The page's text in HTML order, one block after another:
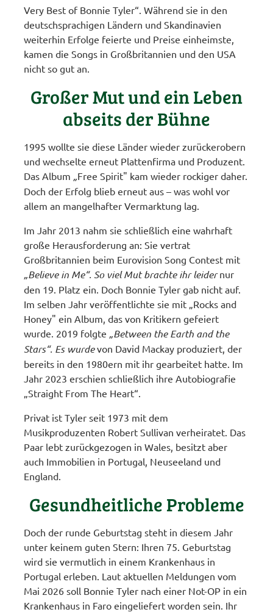
Very Best of Bonnie Tyler“. Während sie in den
deutschsprachigen Ländern und Skandinavien
weiterhin Erfolge feierte und Preise einheimste,
kamen die Songs in Großbritannien und den USA
nicht so gut an.
Großer Mut und ein Leben
abseits der Bühne
1995 wollte sie diese Länder wieder zurückerobern
und wechselte erneut Plattenfirma und Produzent.
Das Album „Free Spirit" kam wieder rockiger daher.
Doch der Erfolg blieb erneut aus – was wohl vor
allem an mangelhafter Vermarktung lag.
Im Jahr 2013 nahm sie schließlich eine wahrhaft
große Herausforderung an: Sie vertrat
Großbritannien beim Eurovision Song Contest mit
„Believe in Me“. So viel Mut brachte ihr leidernur
den 19. Platz ein. Doch Bonnie Tyler gab nicht auf.
Im selben Jahr veröffentlichte sie mit „Rocks and
Honey" ein Album, das von Kritikern gefeiert
wurde. 2019 folgte „Between the Earth and the
Stars“. Es wurdevon David Mackay produziert, der
bereits in den 1980ern mit ihr gearbeitet hatte. Im
Jahr 2023 erschien schließlich ihre Autobiografie
„Straight From The Heart“.
Privat ist Tyler seit 1973 mit dem
Musikproduzenten Robert Sullivan verheiratet. Das
Paar lebt zurückgezogen in Wales, besitzt aber
auch Immobilien in Portugal, Neuseeland und
England.
Gesundheitliche Probleme
Doch der runde Geburtstag steht in diesem Jahr
unter keinem guten Stern: Ihren 75. Geburtstag
wird sie vermutlich in einem Krankenhaus in
Portugal erleben. Laut aktuellen Meldungen vom
Mai 2026 soll Bonnie Tyler nach einer Not-OP in ein
Krankenhaus in Faro eingeliefert worden sein. Ihr